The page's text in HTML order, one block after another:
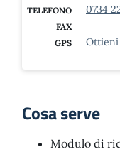
TELEFONO
0734
FAX
GPS
Cosa serve
Modulo di